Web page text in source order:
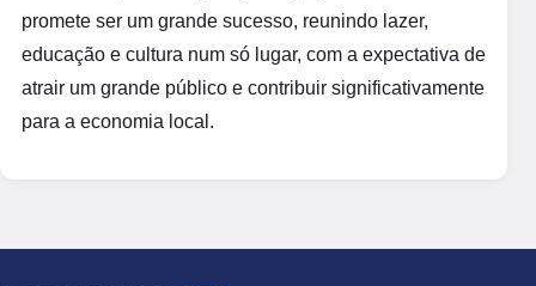
promete ser um grande sucesso, reunindo lazer,
educação e cultura num só lugar, com a expectativa de
atrair um grande público e contribuir significativamente
para a economia local.